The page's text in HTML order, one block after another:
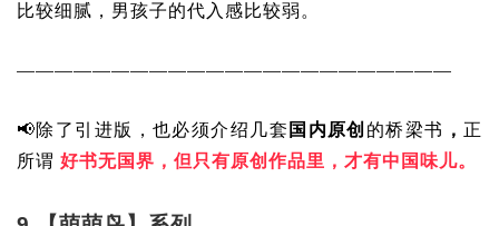
比较细腻，男孩子的代入感比较弱。
———————————————————————
📢除了引进版，也必须介绍几套 国内原创 的桥梁书 ， 正
所谓 好书无国界，但只有原创作品里，才有中国味儿。